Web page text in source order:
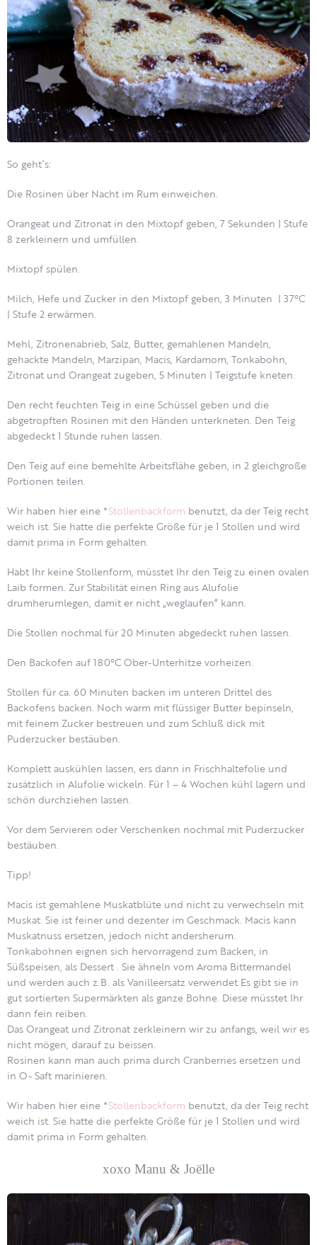
So geht´s:
Die Rosinen über Nacht im Rum einweichen.
Orangeat und Zitronat in den Mixtopf geben, 7 Sekunden | Stufe
8 zerkleinern und umfüllen.
Mixtopf spülen.
Milch, Hefe und Zucker in den Mixtopf geben, 3 Minuten | 37°C
| Stufe 2 erwärmen.
Mehl, Zitronenabrieb, Salz, Butter, gemahlenen Mandeln,
gehackte Mandeln, Marzipan, Macis, Kardamom, Tonkabohn,
Zitronat und Orangeat zugeben, 5 Minuten | Teigstufe kneten.
Den recht feuchten Teig in eine Schüssel geben und die
abgetropften Rosinen mit den Händen unterkneten. Den Teig
abgedeckt 1 Stunde ruhen lassen.
Den Teig auf eine bemehlte Arbeitsflähe geben, in 2 gleichgroße
Portionen teilen.
Wir haben hier eine *Stollenbackform benutzt, da der Teig recht
weich ist. Sie hatte die perfekte Größe für je 1 Stollen und wird
damit prima in Form gehalten.
Habt Ihr keine Stollenform, müsstet Ihr den Teig zu einen ovalen
Laib formen. Zur Stabilität einen Ring aus Alufolie
drumherumlegen, damit er nicht „weglaufen“ kann.
Die Stollen nochmal für 20 Minuten abgedeckt ruhen lassen.
Den Backofen auf 180°C Ober-Unterhitze vorheizen.
Stollen für ca. 60 Minuten backen im unteren Drittel des
Backofens backen. Noch warm mit flüssiger Butter bepinseln,
mit feinem Zucker bestreuen und zum Schluß dick mit
Puderzucker bestäuben.
Komplett auskühlen lassen, ers dann in Frischhaltefolie und
zusätzlich in Alufolie wickeln. Für 1 – 4 Wochen kühl lagern und
schön durchziehen lassen.
Vor dem Servieren oder Verschenken nochmal mit Puderzucker
bestäuben.
Tipp!
Macis ist gemahlene Muskatblüte und nicht zu verwechseln mit
Muskat. Sie ist feiner und dezenter im Geschmack. Macis kann
Muskatnuss ersetzen, jedoch nicht andersherum.
Tonkabohnen eignen sich hervorragend zum Backen, in
Süßspeisen, als Dessert . Sie ähneln vom Aroma Bittermandel
und werden auch z.B. als Vanilleersatz verwendet.Es gibt sie in
gut sortierten Supermärkten als ganze Bohne. Diese müsstet Ihr
dann fein reiben.
Das Orangeat und Zitronat zerkleinern wir zu anfangs, weil wir es
nicht mögen, darauf zu beissen.
Rosinen kann man auch prima durch Cranberries ersetzen und
in O- Saft marinieren.
Wir haben hier eine *Stollenbackform benutzt, da der Teig recht
weich ist. Sie hatte die perfekte Größe für je 1 Stollen und wird
damit prima in Form gehalten.
xoxo Manu & Joëlle